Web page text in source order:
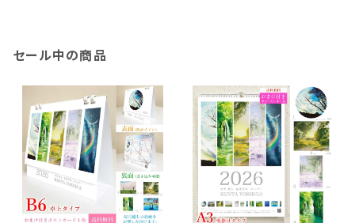
セール中の商品